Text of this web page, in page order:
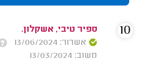
ספיר טיבי, אשקלון.
אשרור: 13/06/2024
משוב: 13/03/2024
10